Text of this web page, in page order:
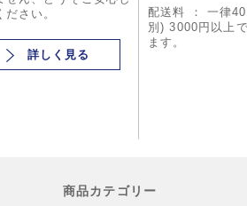
さい。
詳しく見る
配送料 ： 一律
別) 3000円以上
ます。
商品カテゴリー